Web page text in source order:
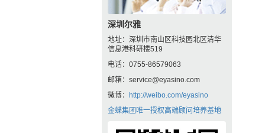
深圳尔雅
地址：深圳市南山区科技园北区清华
信息港科研楼519
电话：0755-86579063
邮箱：service@eyasino.com
微博： http://weibo.com/eyasino
金蝶集团唯一授权高端顾问培养基地